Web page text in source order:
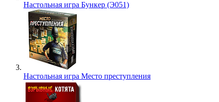
Настольная игра Бункер (Э051)
Настольная игра Место преступления